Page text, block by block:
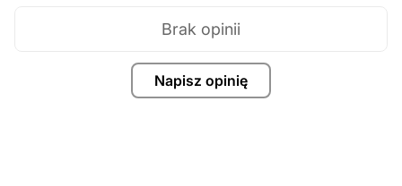
Napisz opinię
Brak opinii